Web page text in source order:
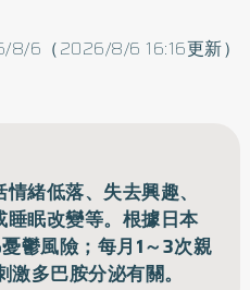
8/6（2026/8/6 16:16更新）
緒低落、失去興趣、
眠改變等。根據日本
鬱風險；每月1～3次親
多巴胺分泌有關。